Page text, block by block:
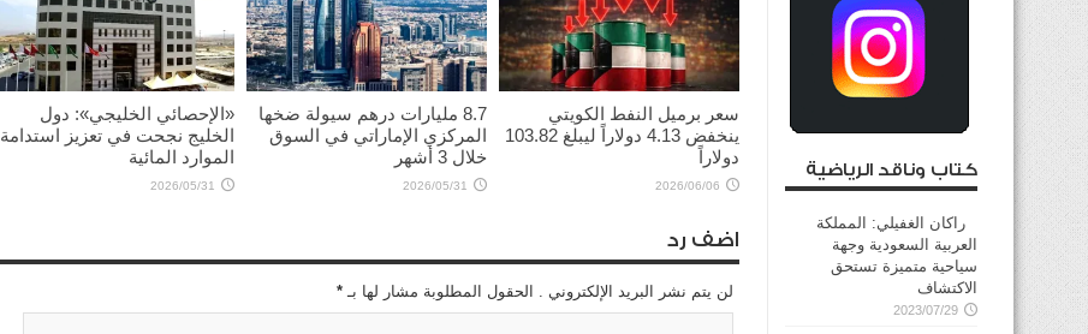
سعر برميل النفط الكويتي
ينخفض 4.13 دولاراً ليبلغ 103.82
دولاراً
2026/06/06
8.7 مليارات درهم سيولة ضخها
المركزي الإماراتي في السوق
خلال 3 أشهر
2026/05/31
«الإحصائي الخليجي»: دول
الخليج نجحت في تعزيز استدامة
الموارد المائية
2026/05/31
اضف رد
لن يتم نشر البريد الإلكتروني . الحقول المطلوبة مشار لها بـ *
كتاب وناقد الرياضية
راكان الغفيلي: المملكة
العربية السعودية وجهة
سياحية متميزة تستحق
الاكتشاف
2023/07/29